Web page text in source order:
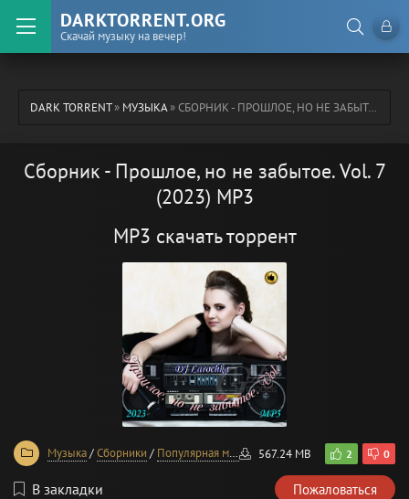
DARKTORRENT.ORG
Скачай музыку на вечер!
DARK TORRENT» МУЗЫКА» СБОРНИК - ПРОШЛОЕ, НО НЕ ЗАБЫТОЕ. VOL. 7 (2023) МР3
Сборник - Прошлое, но не забытое. Vol. 7
(2023) МР3
MP3 скачать торрент
Музыка/Сборники / Популярная музыка /Рок-музыка
567.24 MB 2 0
В закладки Пожаловаться